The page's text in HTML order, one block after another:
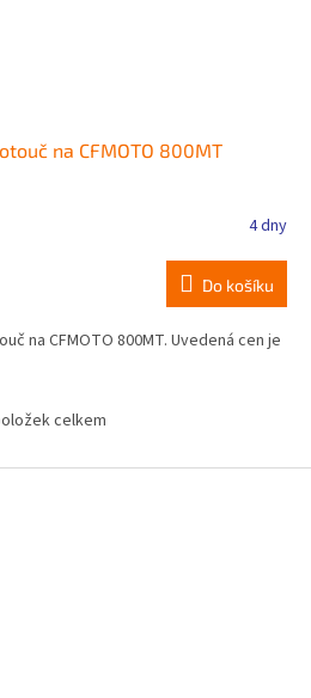
na CFMOTO 800MT
4 dny
Do košíku
na CFMOTO 800MT. Uvedená cen je
O
l
celkem